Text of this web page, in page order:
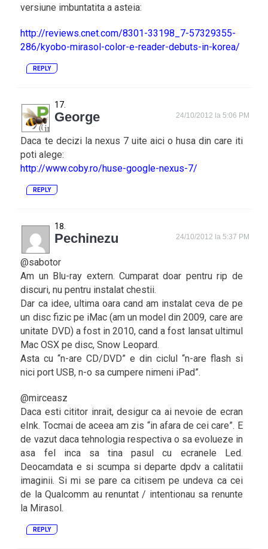
versiune imbuntatita a asteia:
http://reviews.cnet.com/8301-33198_7-57329355-
286/kyobo-mirasol-color-e-reader-debuts-in-korea/
REPLY
George 24/10/2012 la 5:06 PM
Daca te decizi la nexus 7 uite aici o husa din care iti
poti alege:
http://www.coby.ro/huse-google-nexus-7/
REPLY
Pechinezu 24/10/2012 la 5:37 PM
@sabotor
Am un Blu-ray extern. Cumparat doar pentru rip de
discuri, nu pentru instalat chestii.
Dar ca idee, ultima oara cand am instalat ceva de pe
un disc fizic pe iMac (am un model din 2009, care are
unitate DVD) a fost in 2010, cand a fost lansat ultimul
Mac OSX pe disc, Snow Leopard.
Asta cu “n-are CD/DVD” e din ciclul “n-are flash si
nici port USB, n-o sa cumpere nimeni iPad”.
@mirceasz
Daca esti cititor inrait, desigur ca ai nevoie de ecran
eInk. Tocmai de aceea am zis “in afara de cei care”. E
de vazut daca tehnologia respectiva o sa evolueze in
asa fel inca sa tina pasul cu ecranele Led.
Deocamdata e si scumpa si departe dpdv a calitatii
imaginii. Si mi se pare ca citisem pe undeva ca cei
de la Qualcomm au renuntat / intentionau sa renunte
la Mirasol.
REPLY